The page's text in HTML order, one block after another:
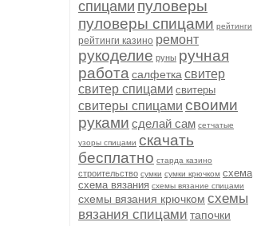
спицами пуловеры
пуловеры спицами рейтинги
рейтинги казино ремонт
рукоделие руны ручная
работа салфетка свитер
свитер спицами свитеры
свитеры спицами своими
руками сделай сам сетчатые
узоры спицами скачать
бесплатно старда казино
строительство сумки сумки крючком схема
схема вязания схемы вязание спицами
схемы вязания крючком схемы
вязания спицами тапочки